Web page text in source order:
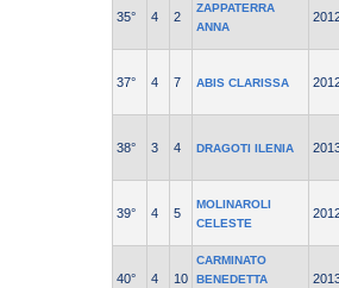
35° 4 2
ZAPPATERRA
ANNA
37° 4 7 ABIS CLARISSA
38° 3 4 DRAGOTI ILENIA
39° 4 5
MOLINAROLI
CELESTE
40° 4 10
CARMINATO
BENEDETTA